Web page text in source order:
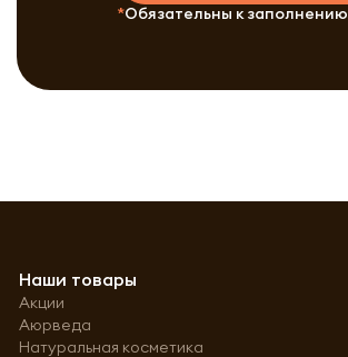
Обязательны к заполнению
Наши товары
Акции
Аюрведа
Натуральная косметика